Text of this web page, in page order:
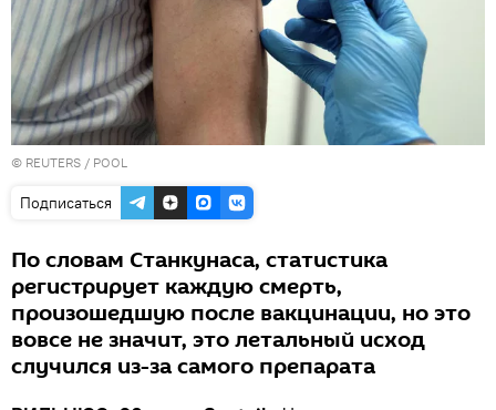
© REUTERS / POOL
Подписаться
По словам Станкунаса, статистика
регистрирует каждую смерть,
произошедшую после вакцинации, но это
вовсе не значит, это летальный исход
случился из-за самого препарата